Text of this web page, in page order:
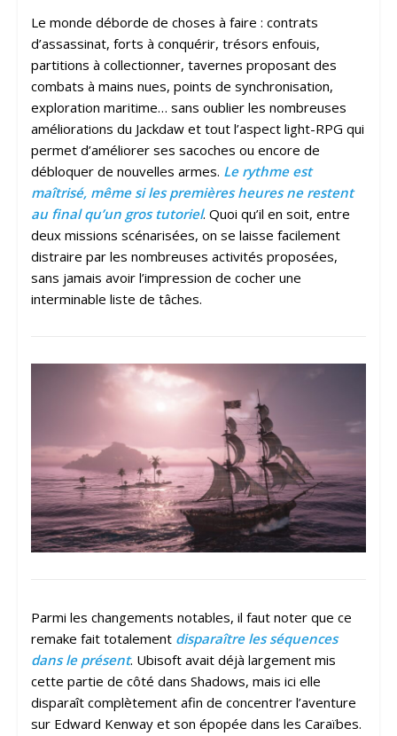
Le monde déborde de choses à faire : contrats
d’assassinat, forts à conquérir, trésors enfouis,
partitions à collectionner, tavernes proposant des
combats à mains nues, points de synchronisation,
exploration maritime… sans oublier les nombreuses
améliorations du Jackdaw et tout l’aspect light-RPG qui
permet d’améliorer ses sacoches ou encore de
débloquer de nouvelles armes. Le rythme est
maîtrisé, même si les premières heures ne restent
au final qu’un gros tutoriel. Quoi qu’il en soit, entre
deux missions scénarisées, on se laisse facilement
distraire par les nombreuses activités proposées,
sans jamais avoir l’impression de cocher une
interminable liste de tâches.
Parmi les changements notables, il faut noter que ce
remake fait totalement disparaître les séquences
dans le présent. Ubisoft avait déjà largement mis
cette partie de côté dans Shadows, mais ici elle
disparaît complètement afin de concentrer l’aventure
sur Edward Kenway et son épopée dans les Caraïbes.